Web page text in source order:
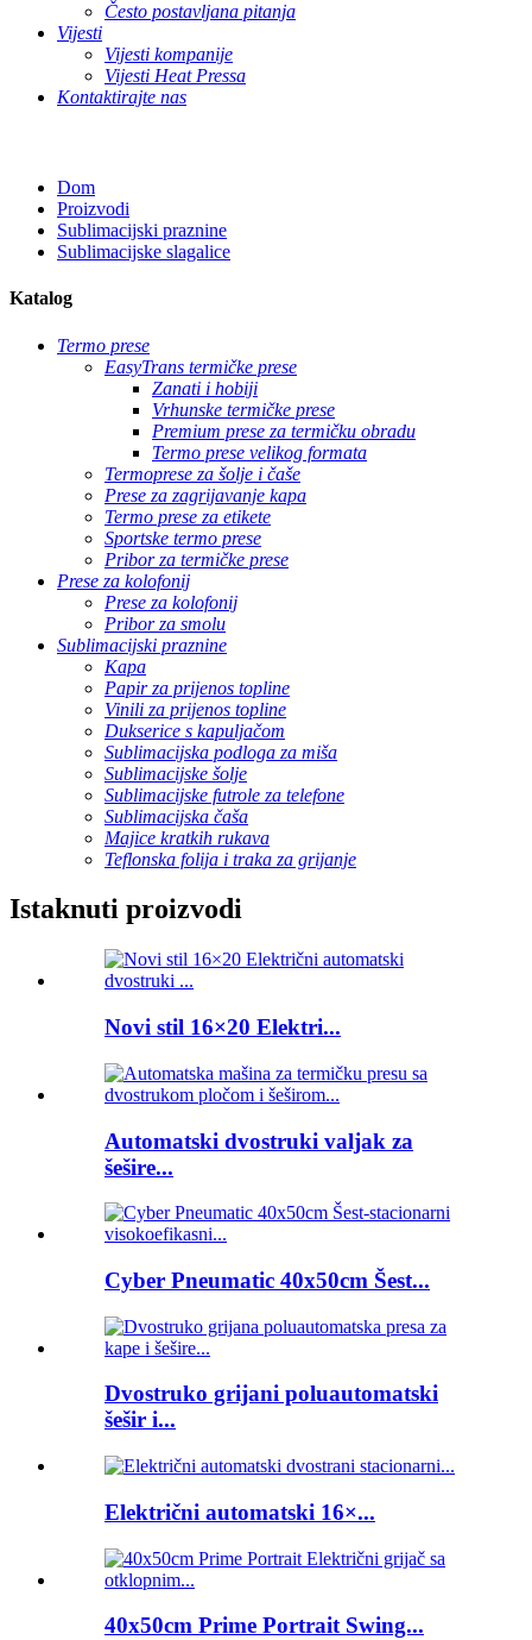
Često postavljana pitanja
Vijesti
Vijesti kompanije
Vijesti Heat Pressa
Kontaktirajte nas
Dom
Proizvodi
Sublimacijski praznine
Sublimacijske slagalice
Katalog
Termo prese
EasyTrans termičke prese
Zanati i hobiji
Vrhunske termičke prese
Premium prese za termičku obradu
Termo prese velikog formata
Termoprese za šolje i čaše
Prese za zagrijavanje kapa
Termo prese za etikete
Sportske termo prese
Pribor za termičke prese
Prese za kolofonij
Prese za kolofonij
Pribor za smolu
Sublimacijski praznine
Kapa
Papir za prijenos topline
Vinili za prijenos topline
Dukserice s kapuljačom
Sublimacijska podloga za miša
Sublimacijske šolje
Sublimacijske futrole za telefone
Sublimacijska čaša
Majice kratkih rukava
Teflonska folija i traka za grijanje
Istaknuti proizvodi
Novi stil 16×20 Elektri...
Automatski dvostruki valjak za
šešire...
Cyber ​​Pneumatic 40x50cm Šest...
Dvostruko grijani poluautomatski
šešir i...
Električni automatski 16×...
40x50cm Prime Portrait Swing...